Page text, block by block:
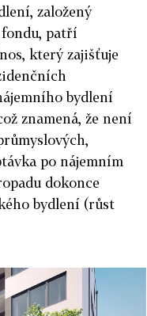
založený
fondu, patří
který zajišťuje
bydlení
znamená, že není
po nájemním
dokonce
bydlení (růst